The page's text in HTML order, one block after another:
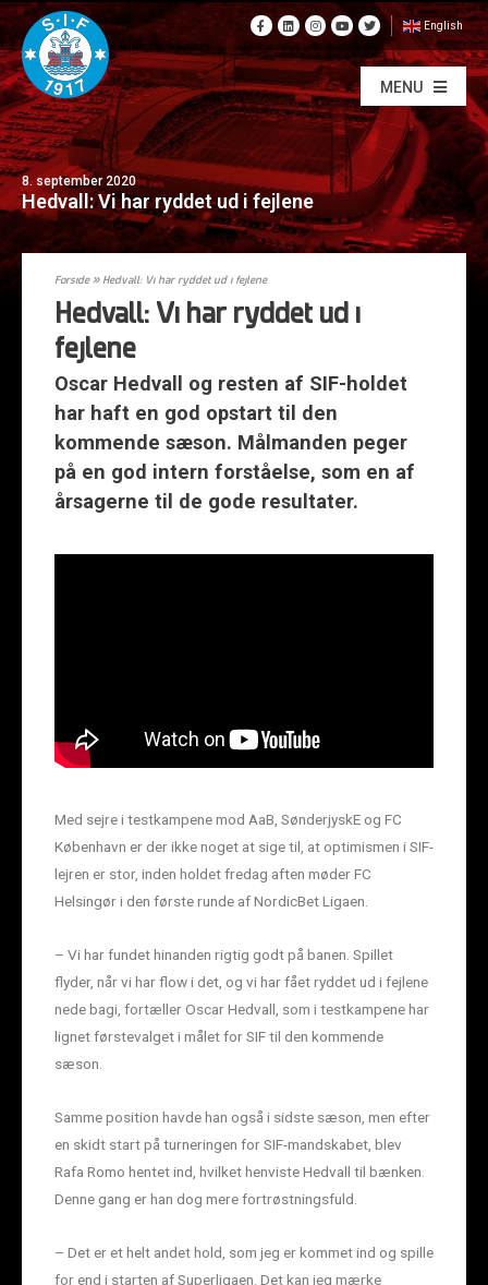
English
MENU
8. september 2020
Hedvall: Vi har ryddet ud i fejlene
Forside» Hedvall: Vi har ryddet ud i fejlene
Hedvall: Vi har ryddet ud i
fejlene
Oscar Hedvall og resten af SIF-holdet
har haft en god opstart til den
kommende sæson. Målmanden peger
på en god intern forståelse, som en af
årsagerne til de gode resultater.
Med sejre i testkampene mod AaB, SønderjyskE og FC
København er der ikke noget at sige til, at optimismen i SIF-
lejren er stor, inden holdet fredag aften møder FC
Helsingør i den første runde af NordicBet Ligaen.
– Vi har fundet hinanden rigtig godt på banen. Spillet
flyder, når vi har flow i det, og vi har fået ryddet ud i fejlene
nede bagi, fortæller Oscar Hedvall, som i testkampene har
lignet førstevalget i målet for SIF til den kommende
sæson.
Samme position havde han også i sidste sæson, men efter
en skidt start på turneringen for SIF-mandskabet, blev
Rafa Romo hentet ind, hvilket henviste Hedvall til bænken.
Denne gang er han dog mere fortrøstningsfuld.
– Det er et helt andet hold, som jeg er kommet ind og spille
for end i starten af Superligaen. Det kan jeg mærke